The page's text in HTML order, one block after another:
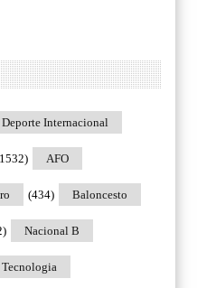
Deporte Internacional
AFO
Baloncesto
(434)
Nacional B
Tecnologia